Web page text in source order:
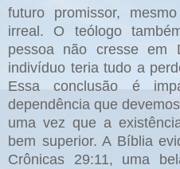
futuro promissor,
irreal. O teólogo
pessoa não cresse em
indivíduo teria tudo a
Essa conclusão é
dependência que
uma vez que a
bem superior. A Bíblia
Crônicas 29:11, uma